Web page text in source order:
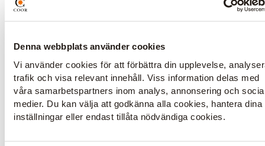
Denna webbplats använder cookies
Vi använder cookies för att förbättra din upplevelse,
trafik och visa relevant innehåll. Viss information delas med
våra samarbetspartners inom analys, annonsering och
medier. Du kan välja att godkänna alla cookies, hantera dina
inställningar eller endast tillåta nödvändiga cookies.
Är du intresserad?
Se lediga jobb